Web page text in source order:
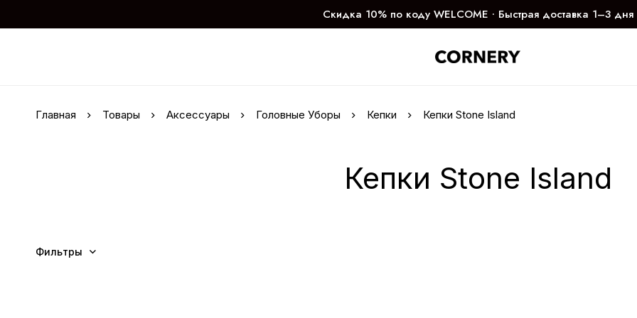
Скидка 10% по коду WELCOME ∙ Быстрая доставка 1–3 дня
Главная Товары Аксессуары Головные Уборы Кепки Кепки Stone Island
Кепки Stone Island
Фильтры